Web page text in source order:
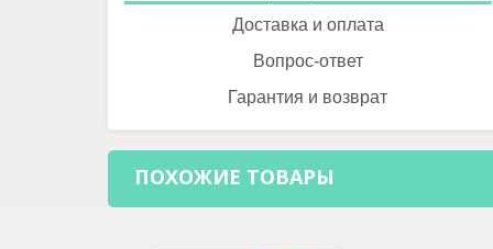
Доставка и оплата
Вопрос-ответ
Гарантия и возврат
ПОХОЖИЕ ТОВАРЫ